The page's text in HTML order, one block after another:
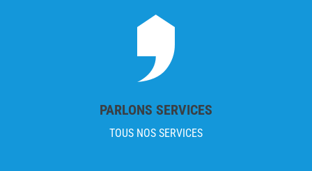
PARLONS SERVICES
TOUS NOS SERVICES